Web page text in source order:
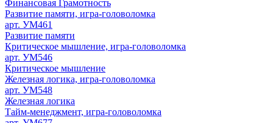
Финансовая Грамотность
Развитие памяти, игра-головоломка
арт. УМ461
Развитие памяти
Критическое мышление, игра-головоломка
арт. УМ546
Критическое мышление
Железная логика, игра-головоломка
арт. УМ548
Железная логика
Тайм-менеджмент, игра-головоломка